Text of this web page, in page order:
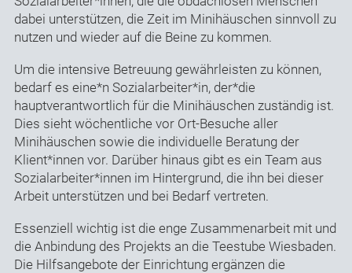
dabei unterstützen, die Zeit im Minihäuschen sinnvoll zu
nutzen und wieder auf die Beine zu kommen.
Um die intensive Betreuung gewährleisten zu können,
bedarf es eine*n Sozialarbeiter*in, der*die
hauptverantwortlich für die Minihäuschen zuständig ist.
Dies sieht wöchentliche vor Ort-Besuche aller
Minihäuschen sowie die individuelle Beratung der
Klient*innen vor. Darüber hinaus gibt es ein Team aus
Sozialarbeiter*innen im Hintergrund, die ihn bei dieser
Arbeit unterstützen und bei Bedarf vertreten.
Essenziell wichtig ist die enge Zusammenarbeit mit und
die Anbindung des Projekts an die Teestube Wiesbaden.
Die Hilfsangebote der Einrichtung ergänzen die